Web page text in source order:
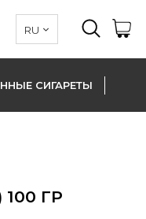
СИГАРЕТЫ
ГР